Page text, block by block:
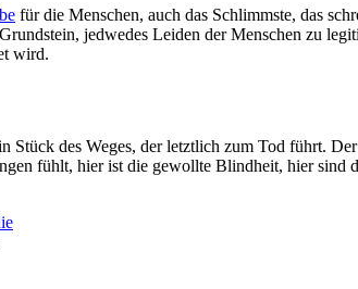
für die Menschen, auch das Schlimmste, das
jedwedes Leiden der Menschen zu
wird.
Stück des Weges, der letztlich zum Tod führt.
fühlt, hier ist die gewollte Blindheit, hier sind